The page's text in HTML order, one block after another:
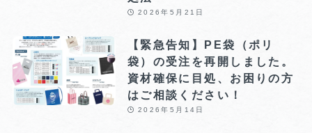
2026年5月21日
【緊急告知】PE袋（ポリ
袋）の受注を再開しました。
資材確保に目処、お困りの方
はご相談ください！
2026年5月14日